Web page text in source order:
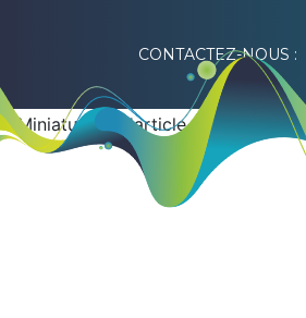
CONTACTEZ-NOUS :